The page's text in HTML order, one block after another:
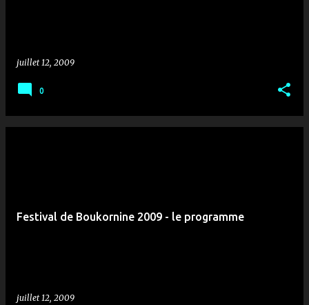
juillet 12, 2009
0
Festival de Boukornine 2009 - le programme
juillet 12, 2009